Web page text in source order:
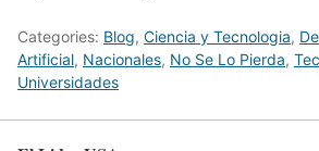
Categories: Blog, Ciencia y Tecnologia,
Artificial, Nacionales, No Se Lo Pierda,
Universidades